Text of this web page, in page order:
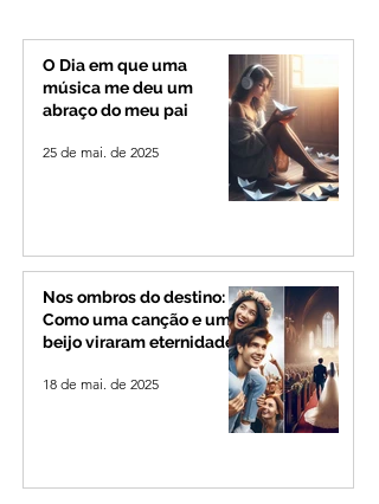
de Minas
O Dia em que uma
música me deu um
abraço do meu pai
25 de mai. de 2025
Nos ombros do destino:
Como uma canção e um
beijo viraram eternidade
18 de mai. de 2025